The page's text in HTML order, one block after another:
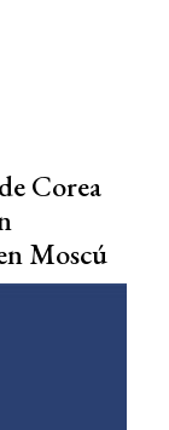
Corea
Moscú